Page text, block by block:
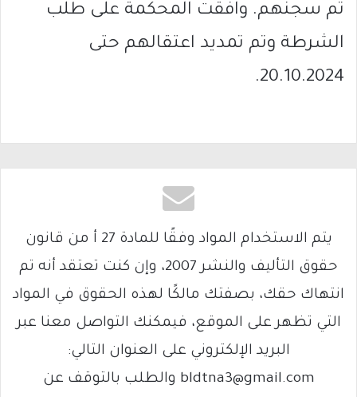
تم سجنهم. وافقت المحكمة على طلب
الشرطة وتم تمديد اعتقالهم حتى
20.10.2024.
يتم الاستخدام المواد وفقًا للمادة 27 أ من قانون
حقوق التأليف والنشر 2007، وإن كنت تعتقد أنه تم
انتهاك حقك، بصفتك مالكًا لهذه الحقوق في المواد
التي تظهر على الموقع، فيمكنك التواصل معنا عبر
البريد الإلكتروني على العنوان التالي:
bldtna3@gmail.com والطلب بالتوقف عن